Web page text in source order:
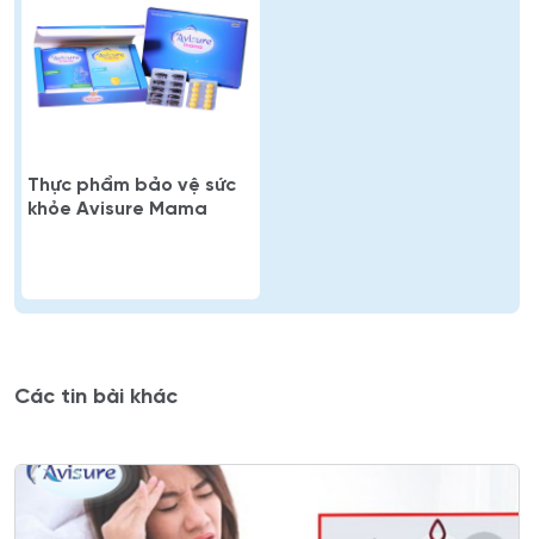
Thực phẩm bảo vệ sức
khỏe Avisure Mama
Các tin bài khác